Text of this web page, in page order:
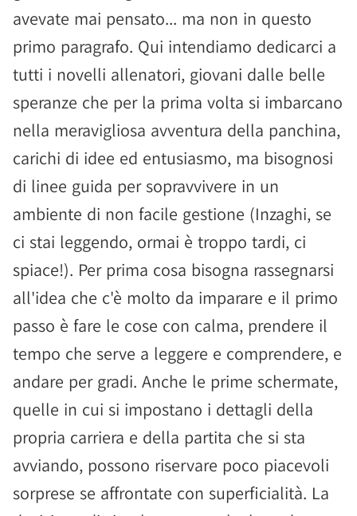
avevate mai pensato... ma non in questo
primo paragrafo. Qui intendiamo dedicarci a
tutti i novelli allenatori, giovani dalle belle
speranze che per la prima volta si imbarcano
nella meravigliosa avventura della panchina,
carichi di idee ed entusiasmo, ma bisognosi
di linee guida per sopravvivere in un
ambiente di non facile gestione (Inzaghi, se
ci stai leggendo, ormai è troppo tardi, ci
spiace!). Per prima cosa bisogna rassegnarsi
all'idea che c'è molto da imparare e il primo
passo è fare le cose con calma, prendere il
tempo che serve a leggere e comprendere, e
andare per gradi. Anche le prime schermate,
quelle in cui si impostano i dettagli della
propria carriera e della partita che si sta
avviando, possono riservare poco piacevoli
sorprese se affrontate con superficialità. La